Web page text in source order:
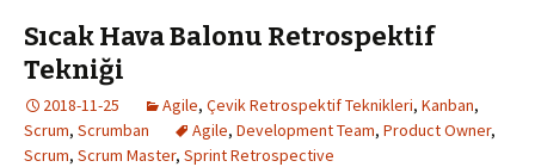
Sıcak Hava Balonu Retrospektif
Tekniği
2018-11-25 Agile, Çevik Retrospektif Teknikleri, Kanban,
Scrum, Scrumban Agile, Development Team, Product Owner,
Scrum, Scrum Master, Sprint Retrospective